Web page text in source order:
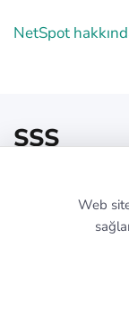
NetSpot
SSS
WiFi
olmadığını
Belirgin bir
alma veya
Web